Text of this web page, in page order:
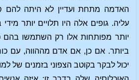
האדמה מתחת ועדיין לא היתה להם
עליה. גופים אלה היו תלויים יותר מידי
יותר מפותחות אלו רק השתמשו
ביותר. אם כן, אם אדם מההווה, עם
יכול לבקר בקוטב הצפוני בזמנים של